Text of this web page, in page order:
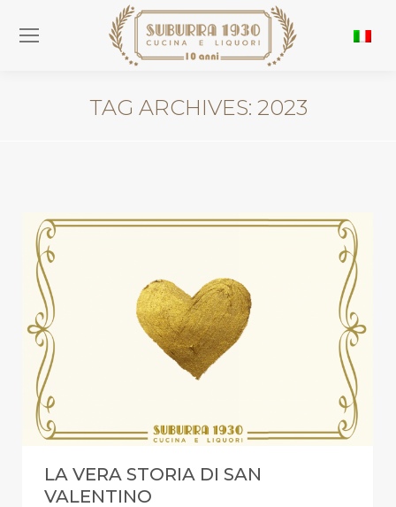
TAG ARCHIVES: 2023
LA VERA STORIA DI SAN
VALENTINO